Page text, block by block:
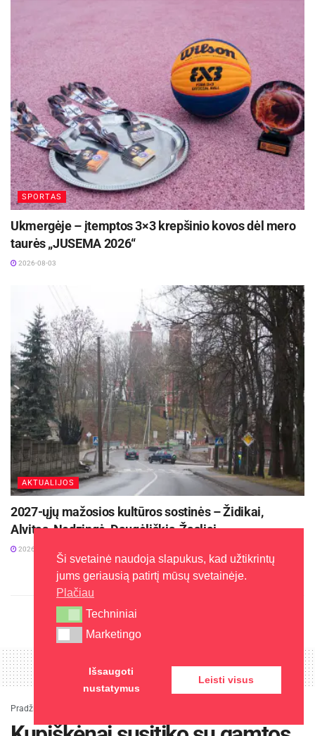
SPORTAS
Ukmergėje – įtemptos 3×3 krepšinio kovos dėl mero
taurės „JUSEMA 2026“
2026-08-03
AKTUALIJOS
2027-ųjų mažosios kultūros sostinės – Židikai,
Alvitas, Nedzingė, Daugėliškis, Žasliai
2026-08-03
Pradžia
Ši svetainė naudoja slapukus, kad užtikrintų
jums geriausią patirtį mūsų svetainėje.
Plačiau
Techniniai
Techniniai
Marketingo
Marketingo
Išsaugoti
nustatymus
Leisti visus